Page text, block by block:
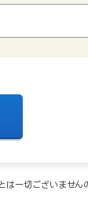
一切ございません